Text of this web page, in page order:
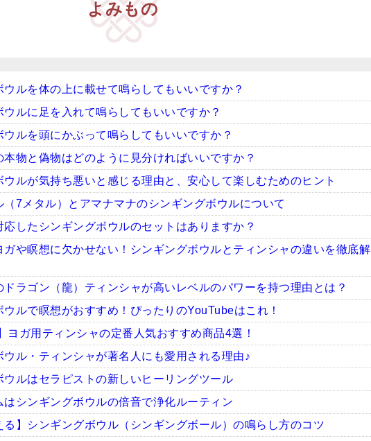
よみもの
ウルを体の上に載せて鳴らしてもいいですか？
ウルに足を入れて鳴らしてもいいですか？
ウルを頭にかぶって鳴らしてもいいですか？
本物と偽物はどのように見分ければいいですか？
ウルが気持ち悪いと感じる理由と、安心して楽しむためのヒント
（7メタル）とアマナマナのシンギングボウルについて
応したシンギングボウルのセットはありますか？
ガや瞑想に欠かせない！シンギングボウルとティンシャの違いを徹底解
ドラゴン（龍）ティンシャが高いレベルのパワーを持つ理由とは？
ウルで瞑想がおすすめ！ぴったりのYouTubeはこれ！
ヨガ用ティンシャの定番人気おすすめ商品4選！
ウル・ティンシャが著名人にも愛用される理由♪
ウルはセラピストの新しいヒーリングツール
はシンギングボウルの倍音で浄化ルーティン
る】シンギングボウル（シンギングボール）の鳴らし方のコツ